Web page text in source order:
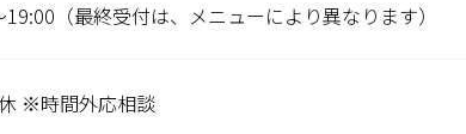
19:00（最終受付は、メニューにより異なります）
※時間外応相談